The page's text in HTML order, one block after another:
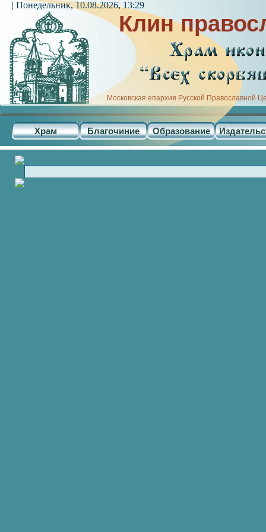
Клин
Московская епархия Русской Православной
Храм Благочиние Образование
| Понедельник, 10.08.2026, 13:29